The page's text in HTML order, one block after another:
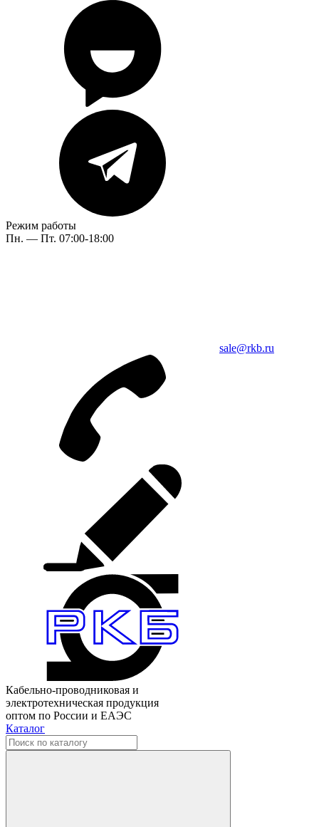
Режим работы
Пн. — Пт. 07:00-18:00
sale@rkb.ru
Кабельно-проводниковая и
электротехническая продукция
оптом по России и ЕАЭС
Каталог